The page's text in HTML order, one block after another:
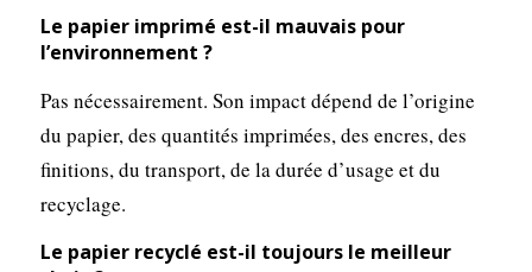
Le papier imprimé est-il mauvais pour
l’environnement ?
Pas nécessairement. Son impact dépend de l’origine
du papier, des quantités imprimées, des encres, des
finitions, du transport, de la durée d’usage et du
recyclage.
Le papier recyclé est-il toujours le meilleur